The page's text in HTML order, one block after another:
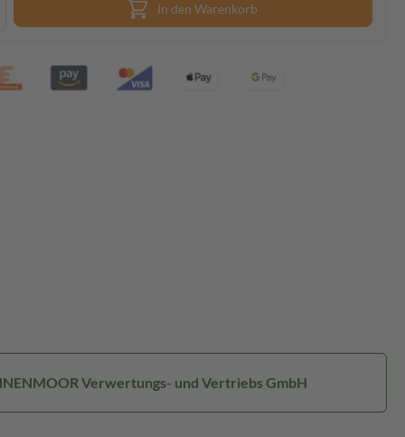
In den Warenkorb
Verwertungs- und Vertriebs GmbH